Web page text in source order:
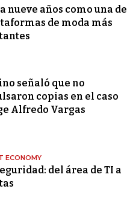
nueve años como una de
de moda más
señaló que no
copias en el caso
Alfredo Vargas
ECONOMY
del área de TI a